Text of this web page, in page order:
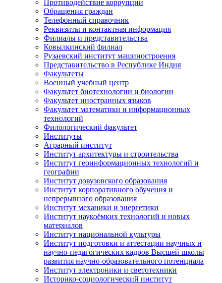
Противодействие коррупции
Обращения граждан
Телефонный справочник
Реквизиты и контактная информация
Филиалы и представительства
Ковылкинский филиал
Рузаевский институт машиностроения
Представительство в Республике Индия
Факультеты
Военный учебный центр
Факультет биотехнологии и биологии
Факультет иностранных языков
Факультет математики и информационных
технологий
Филологический факультет
Институты
Аграрный институт
Институт архитектуры и строительства
Институт геоинформационных технологий и
географии
Институт довузовского образования
Институт корпоративного обучения и
непрерывного образования
Институт механики и энергетики
Институт наукоёмких технологий и новых
материалов
Институт национальной культуры
Институт подготовки и аттестации научных и
научно-педагогических кадров Высшей школы
развития научно-образовательного потенциала
Институт электроники и светотехники
Историко-социологический институт